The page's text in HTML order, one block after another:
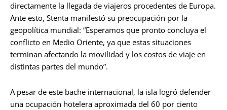
directamente la llegada de viajeros procedentes de Europa.
Ante esto, Stenta manifestó su preocupación por la
geopolítica mundial: “Esperamos que pronto concluya el
conflicto en Medio Oriente, ya que estas situaciones
terminan afectando la movilidad y los costos de viaje en
distintas partes del mundo”.
A pesar de este bache internacional, la isla logró defender
una ocupación hotelera aproximada del 60 por ciento